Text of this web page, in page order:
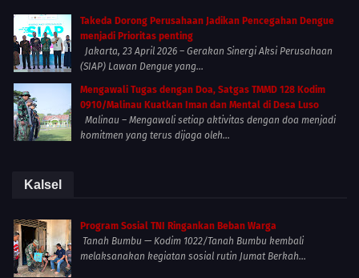
Takeda Dorong Perusahaan Jadikan Pencegahan Dengue
menjadi Prioritas penting
Jakarta, 23 April 2026 – Gerakan Sinergi Aksi Perusahaan
(SIAP) Lawan Dengue yang...
Mengawali Tugas dengan Doa, Satgas TMMD 128 Kodim
0910/Malinau Kuatkan Iman dan Mental di Desa Luso
Malinau – Mengawali setiap aktivitas dengan doa menjadi
komitmen yang terus dijaga oleh...
Kalsel
Program Sosial TNI Ringankan Beban Warga
Tanah Bumbu — Kodim 1022/Tanah Bumbu kembali
melaksanakan kegiatan sosial rutin Jumat Berkah...